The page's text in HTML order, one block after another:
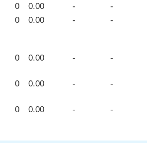
0 0.00 -
-
0 0.00 - -
0 0.00 - -
0 0.00 - -
0 0.00 - -